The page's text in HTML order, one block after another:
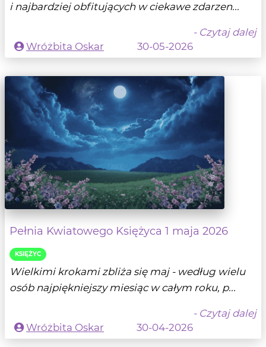
i najbardziej obfitujących w ciekawe zdarzen...
- Czytaj dalej
Wróżbita Oskar
30-05-2026
Pełnia Kwiatowego Księżyca 1 maja 2026
KSIĘŻYC
Wielkimi krokami zbliża się maj - według wielu
osób najpiękniejszy miesiąc w całym roku, p...
- Czytaj dalej
Wróżbita Oskar
30-04-2026